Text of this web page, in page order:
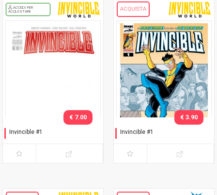
ACCEDI PER
ACQUISTARE
Invincible #1
Rosso
€ 7.00
ACQUISTA
Invincible #1
€ 3.90